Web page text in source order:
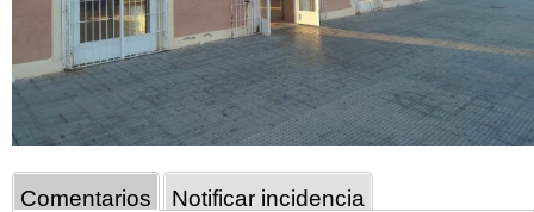
Comentarios Notificar incidencia